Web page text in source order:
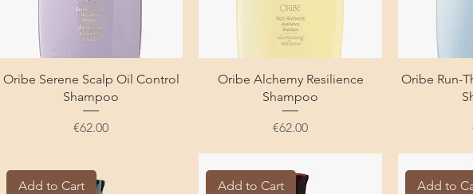
Oribe Serene Scalp Oil Control
Shampoo
Price
€62.00
Oribe Alchemy Resilience
Shampoo
Price
€62.00
Oribe Run-
Add to Cart Add to Cart Add to